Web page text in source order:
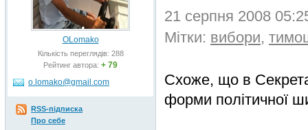
21 серпня 2008
Мітки: вибори,
Схоже, що в
форми політичної
OLomako
Кількість переглядів: 288
Рейтинг автора: + 79
o.lomako@gmail.com
RSS-підписка
Про себе